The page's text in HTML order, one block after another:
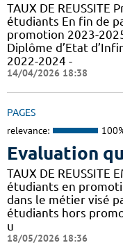
TAUX DE REUSSITE
étudiants En fin de
promotion 2023-
Diplôme d’Etat
2022-2024 -
14/04/2026 18:38
PAGES
relevance:
Evaluation
TAUX DE REUSSITE
étudiants en
dans le métier visé
étudiants hors
u
18/05/2026 18:36